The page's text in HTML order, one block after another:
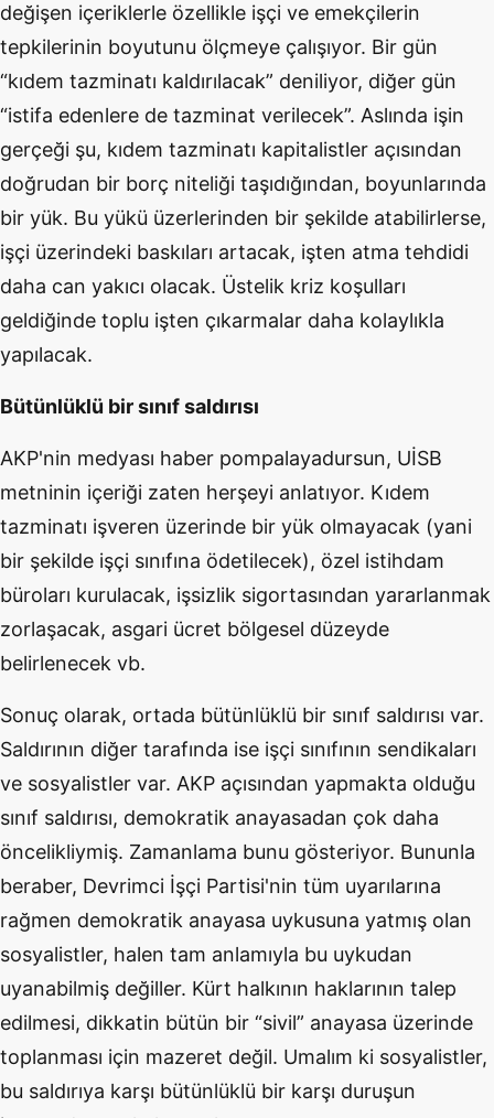
değişen içeriklerle özellikle işçi ve emekçilerin
tepkilerinin boyutunu ölçmeye çalışıyor. Bir gün
“kıdem tazminatı kaldırılacak” deniliyor, diğer gün
“istifa edenlere de tazminat verilecek”. Aslında işin
gerçeği şu, kıdem tazminatı kapitalistler açısından
doğrudan bir borç niteliği taşıdığından, boyunlarında
bir yük. Bu yükü üzerlerinden bir şekilde atabilirlerse,
işçi üzerindeki baskıları artacak, işten atma tehdidi
daha can yakıcı olacak. Üstelik kriz koşulları
geldiğinde toplu işten çıkarmalar daha kolaylıkla
yapılacak.
Bütünlüklü bir sınıf saldırısı
AKP'nin medyası haber pompalayadursun, UİSB
metninin içeriği zaten herşeyi anlatıyor. Kıdem
tazminatı işveren üzerinde bir yük olmayacak (yani
bir şekilde işçi sınıfına ödetilecek), özel istihdam
büroları kurulacak, işsizlik sigortasından yararlanmak
zorlaşacak, asgari ücret bölgesel düzeyde
belirlenecek vb.
Sonuç olarak, ortada bütünlüklü bir sınıf saldırısı var.
Saldırının diğer tarafında ise işçi sınıfının sendikaları
ve sosyalistler var. AKP açısından yapmakta olduğu
sınıf saldırısı, demokratik anayasadan çok daha
öncelikliymiş. Zamanlama bunu gösteriyor. Bununla
beraber, Devrimci İşçi Partisi'nin tüm uyarılarına
rağmen demokratik anayasa uykusuna yatmış olan
sosyalistler, halen tam anlamıyla bu uykudan
uyanabilmiş değiller. Kürt halkının haklarının talep
edilmesi, dikkatin bütün bir “sivil” anayasa üzerinde
toplanması için mazeret değil. Umalım ki sosyalistler,
bu saldırıya karşı bütünlüklü bir karşı duruşun